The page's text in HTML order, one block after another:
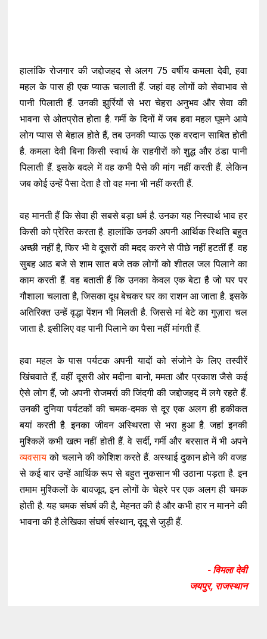
हालांकि रोजगार की जद्दोजहद से अलग 75 वर्षीय कमला देवी, हवा
महल के पास ही एक प्याऊ चलाती हैं. जहां वह लोगों को सेवाभाव से
पानी पिलाती हैं. उनकी झुर्रियों से भरा चेहरा अनुभव और सेवा की
भावना से ओतप्रोत होता है. गर्मी के दिनों में जब हवा महल घूमने आये
लोग प्यास से बेहाल होते हैं, तब उनकी प्याऊ एक वरदान साबित होती
है. कमला देवी बिना किसी स्वार्थ के राहगीरों को शुद्ध और ठंडा पानी
पिलाती हैं. इसके बदले में वह कभी पैसे की मांग नहीं करती हैं. लेकिन
जब कोई उन्हें पैसा देता है तो वह मना भी नहीं करती हैं.
वह मानती हैं कि सेवा ही सबसे बड़ा धर्म है. उनका यह निस्वार्थ भाव हर
किसी को प्रेरित करता है. हालांकि उनकी अपनी आर्थिक स्थिति बहुत
अच्छी नहीं है, फिर भी वे दूसरों की मदद करने से पीछे नहीं हटतीं हैं. वह
सुबह आठ बजे से शाम सात बजे तक लोगों को शीतल जल पिलाने का
काम करती हैं. वह बताती हैं कि उनका केवल एक बेटा है जो घर पर
गौशाला चलाता है, जिसका दूध बेचकर घर का राशन आ जाता है. इसके
अतिरिक्त उन्हें वृद्धा पेंशन भी मिलती है. जिससे मां बेटे का गुज़ारा चल
जाता है. इसीलिए वह पानी पिलाने का पैसा नहीं मांगती हैं.
हवा महल के पास पर्यटक अपनी यादों को संजोने के लिए तस्वीरें
खिंचवाते हैं, वहीं दूसरी ओर मदीना बानो, ममता और प्रकाश जैसे कई
ऐसे लोग हैं, जो अपनी रोजमर्रा की जिंदगी की जद्दोजहद में लगे रहते हैं.
उनकी दुनिया पर्यटकों की चमक-दमक से दूर एक अलग ही हकीकत
बयां करती है. इनका जीवन अस्थिरता से भरा हुआ है. जहां इनकी
मुश्किलें कभी खत्म नहीं होती हैं. वे सर्दी, गर्मी और बरसात में भी अपने
व्यवसाय को चलाने की कोशिश करते हैं. अस्थाई दुकान होने की वजह
से कई बार उन्हें आर्थिक रूप से बहुत नुकसान भी उठाना पड़ता है. इन
तमाम मुश्किलों के बावजूद, इन लोगों के चेहरे पर एक अलग ही चमक
होती है. यह चमक संघर्ष की है, मेहनत की है और कभी हार न मानने की
भावना की है.लेखिका संघर्ष संस्थान, दूदू से जुड़ी हैं.
- विमला देवी
जयपुर, राजस्थान